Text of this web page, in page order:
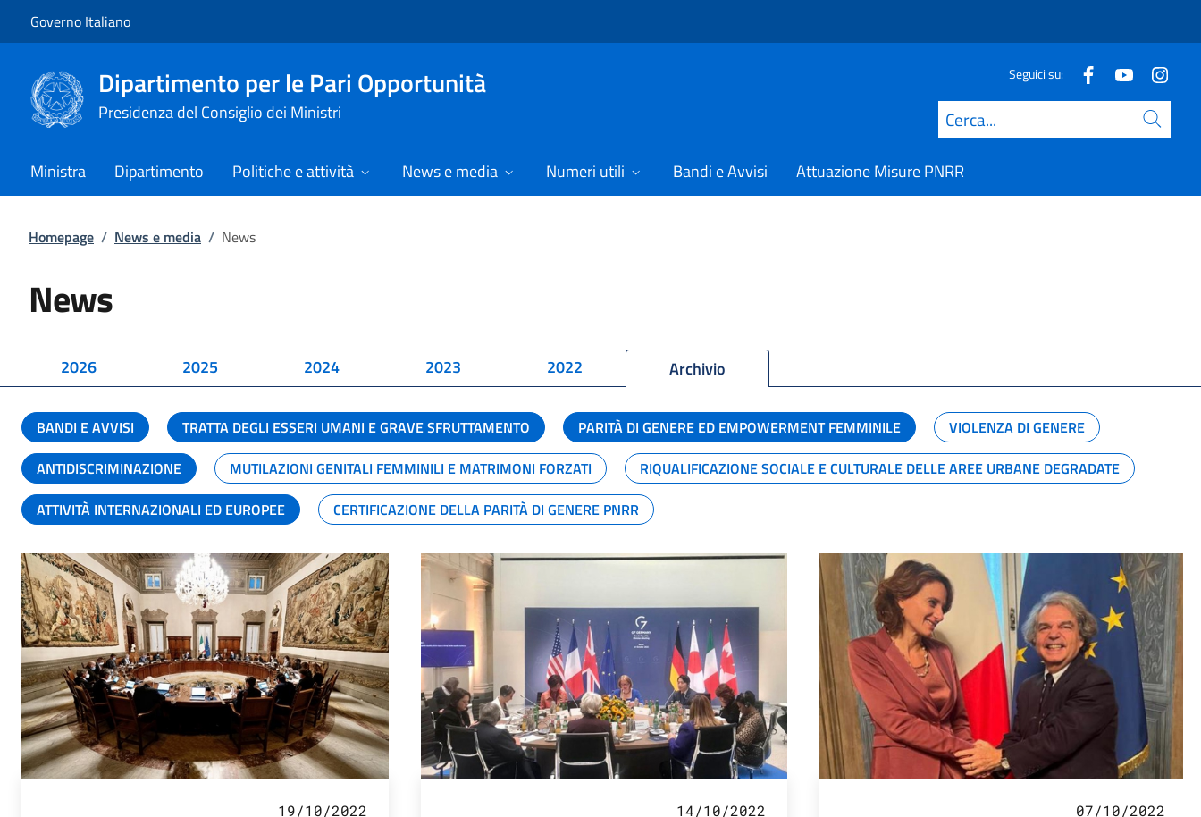
Governo Italiano
Dipartimento per le Pari Opportunità
Presidenza del Consiglio dei Ministri
Seguici su:
Cerca
Ministra Dipartimento Politiche e attività News e media Numeri utili Bandi e Avvisi Attuazione Misure PNRR
Homepage / News e media / News
News
2026 2025 2024 2023 2022 Archivio
BANDI E AVVISI TRATTA DEGLI ESSERI UMANI E GRAVE SFRUTTAMENTO PARITÀ DI GENERE ED EMPOWERMENT FEMMINILE
VIOLENZA DI GENERE
ANTIDISCRIMINAZIONE
MUTILAZIONI GENITALI FEMMINILI E MATRIMONI FORZATI
RIQUALIFICAZIONE SOCIALE E CULTURALE DELLE AREE URBANE DEGRADATE
ATTIVITÀ INTERNAZIONALI ED EUROPEE
CERTIFICAZIONE DELLA PARITÀ DI GENERE PNRR
19/10/2022 14/10/2022 07/10/2022